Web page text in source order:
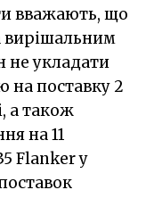
вважають, що
вирішальним
не укладати
на поставку 2
а також
на 11
Flanker у